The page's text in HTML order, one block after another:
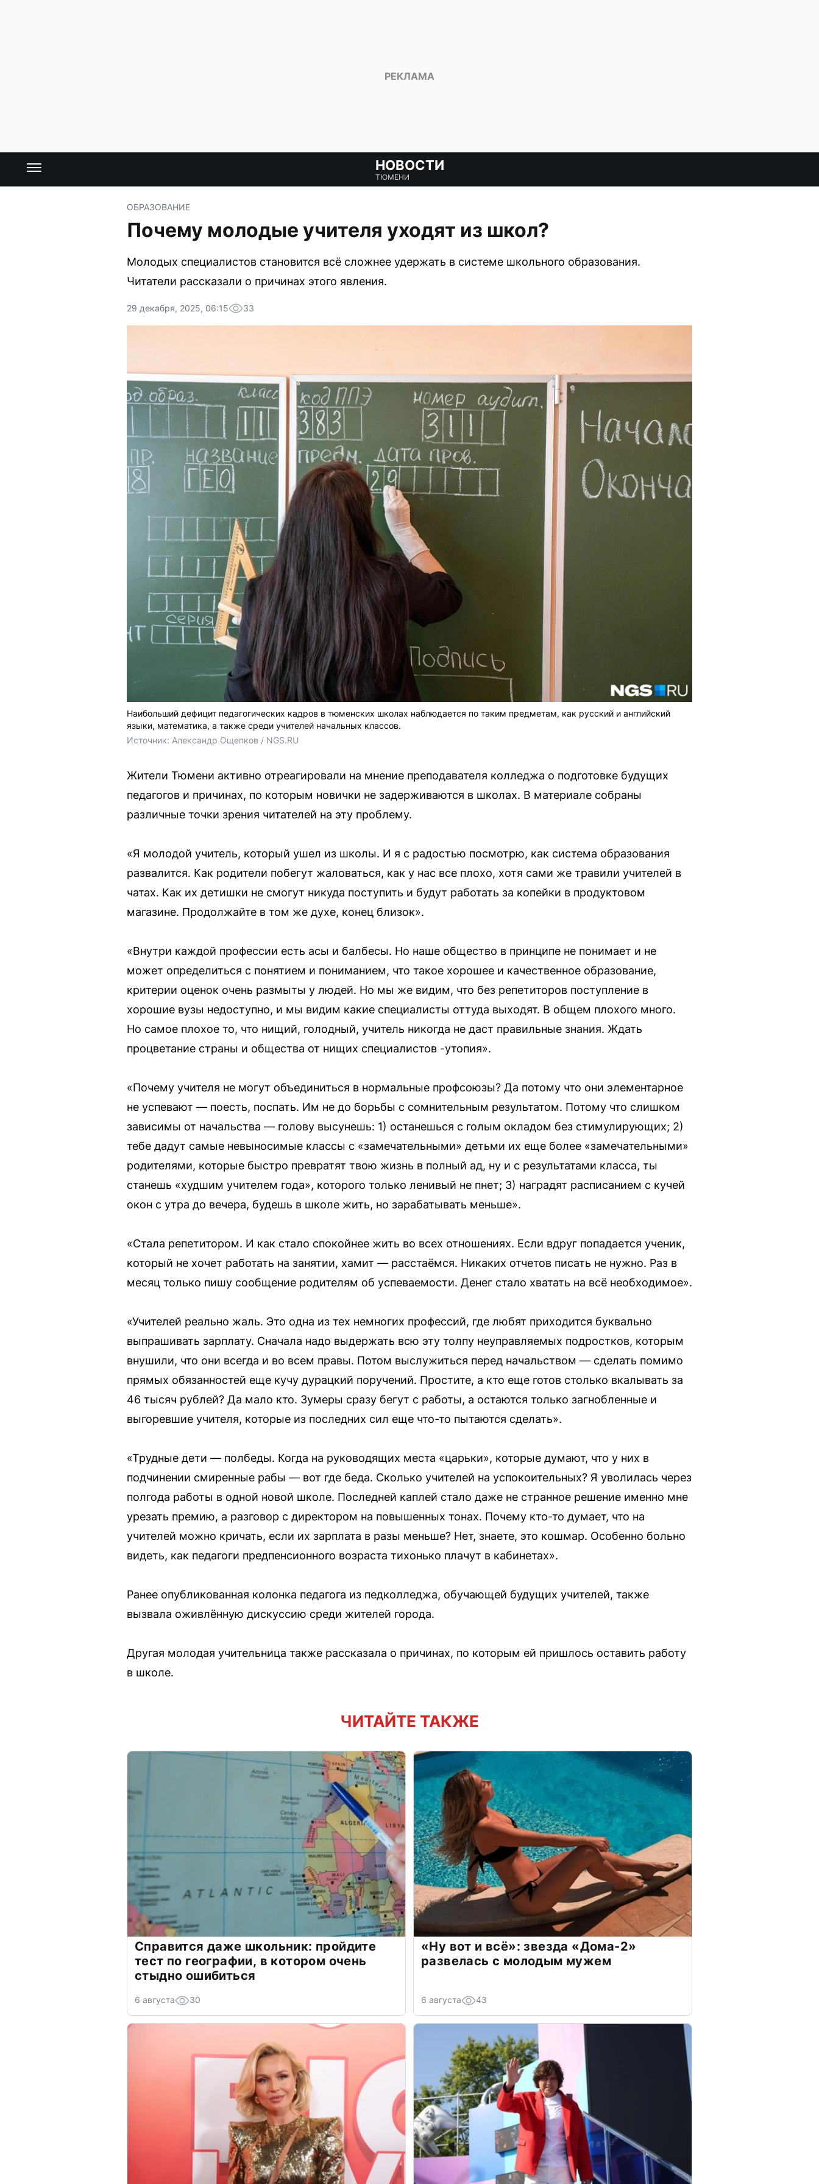
НОВОСТИ
ТЮМЕНИ
ОБРАЗОВАНИЕ
Почему молодые учителя уходят из школ?
Молодых специалистов становится всё сложнее удержать в системе школьного образования.
Читатели рассказали о причинах этого явления.
29 декабря, 2025, 06:15 33
Наибольший дефицит педагогических кадров в тюменских школах наблюдается по таким предметам, как русский и английский
языки, математика, а также среди учителей начальных классов.
Источник: Александр Ощепков / NGS.RU
Жители Тюмени активно отреагировали на мнение преподавателя колледжа о подготовке будущих
педагогов и причинах, по которым новички не задерживаются в школах. В материале собраны
различные точки зрения читателей на эту проблему.
«Я молодой учитель, который ушел из школы. И я с радостью посмотрю, как система образования
развалится. Как родители побегут жаловаться, как у нас все плохо, хотя сами же травили учителей в
чатах. Как их детишки не смогут никуда поступить и будут работать за копейки в продуктовом
магазине. Продолжайте в том же духе, конец близок».
«Внутри каждой профессии есть асы и балбесы. Но наше общество в принципе не понимает и не
может определиться с понятием и пониманием, что такое хорошее и качественное образование,
критерии оценок очень размыты у людей. Но мы же видим, что без репетиторов поступление в
хорошие вузы недоступно, и мы видим какие специалисты оттуда выходят. В общем плохого много.
Но самое плохое то, что нищий, голодный, учитель никогда не даст правильные знания. Ждать
процветание страны и общества от нищих специалистов -утопия».
«Почему учителя не могут объединиться в нормальные профсоюзы? Да потому что они элементарное
не успевают — поесть, поспать. Им не до борьбы с сомнительным результатом. Потому что слишком
зависимы от начальства — голову высунешь: 1) останешься с голым окладом без стимулирующих; 2)
тебе дадут самые невыносимые классы с «замечательными» детьми их еще более «замечательными»
родителями, которые быстро превратят твою жизнь в полный ад, ну и с результатами класса, ты
станешь «худшим учителем года», которого только ленивый не пнет; 3) наградят расписанием с кучей
окон с утра до вечера, будешь в школе жить, но зарабатывать меньше».
«Стала репетитором. И как стало спокойнее жить во всех отношениях. Если вдруг попадается ученик,
который не хочет работать на занятии, хамит — расстаёмся. Никаких отчетов писать не нужно. Раз в
месяц только пишу сообщение родителям об успеваемости. Денег стало хватать на всё необходимое».
«Учителей реально жаль. Это одна из тех немногих профессий, где любят приходится буквально
выпрашивать зарплату. Сначала надо выдержать всю эту толпу неуправляемых подростков, которым
внушили, что они всегда и во всем правы. Потом выслужиться перед начальством — сделать помимо
прямых обязанностей еще кучу дурацкий поручений. Простите, а кто еще готов столько вкалывать за
46 тысяч рублей? Да мало кто. Зумеры сразу бегут с работы, а остаются только загнобленные и
выгоревшие учителя, которые из последних сил еще что-то пытаются сделать».
«Трудные дети — полбеды. Когда на руководящих места «царьки», которые думают, что у них в
подчинении смиренные рабы — вот где беда. Сколько учителей на успокоительных? Я уволилась через
полгода работы в одной новой школе. Последней каплей стало даже не странное решение именно мне
урезать премию, а разговор с директором на повышенных тонах. Почему кто-то думает, что на
учителей можно кричать, если их зарплата в разы меньше? Нет, знаете, это кошмар. Особенно больно
видеть, как педагоги предпенсионного возраста тихонько плачут в кабинетах».
Ранее опубликованная колонка педагога из педколледжа, обучающей будущих учителей, также
вызвала оживлённую дискуссию среди жителей города.
Другая молодая учительница также рассказала о причинах, по которым ей пришлось оставить работу
в школе.
ЧИТАЙТЕ ТАКЖЕ
Справится даже школьник: пройдите
тест по географии, в котором очень
стыдно ошибиться
6 августа 30
«Ну вот и всё»: звезда «Дома-2»
развелась с молодым мужем
6 августа 43